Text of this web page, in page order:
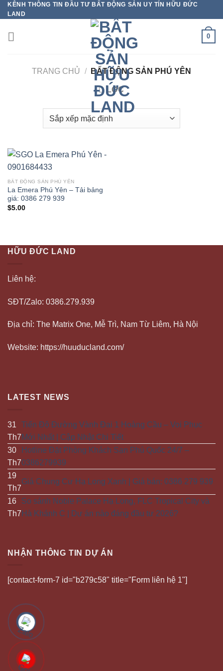
Bỏ
qua
nội
dung
KÊNH THÔNG TIN ĐẦU TƯ BẤT ĐỘNG SẢN UY TÍN HỮU ĐỨC
LAND
0
TRANG CHỦ / BẤT ĐỘNG SẢN PHÚ YÊN
LỌC
BẤT ĐỘNG SẢN PHÚ YÊN
La Emera Phú Yên – Tải bảng
giá: 0386 279 939
$5.00
HỮU ĐỨC LAND
Liên hệ:
SĐT/Zalo: 0386.279.939
Địa chỉ: The Matrix One, Mễ Trì, Nam Từ Liêm, Hà Nội
Website: https://huuducland.com/
LATEST NEWS
31
Th7
Tiến Độ Đường Vành Đai 1 Hoàng Cầu – Voi Phục
Mới Nhất | Cập Nhật Chi Tiết
30
Th7
Hotline Đặt Phòng Khách Sạn Phú Quốc 24/7 –
0386279939
19
Th7
Giá Chung Cư Hạ Long Xanh | Giá bán: 0386 279 939
16
Th7
So sánh Noble Palace Hạ Long, FLC Tropical City và
Hà Khánh C | Dự án nào đáng đầu tư 2026?
NHẬN THÔNG TIN DỰ ÁN
[contact-form-7 id="b279c58" title="Form liên hệ 1"]